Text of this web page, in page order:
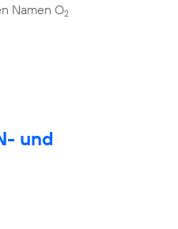
Namen O2
und